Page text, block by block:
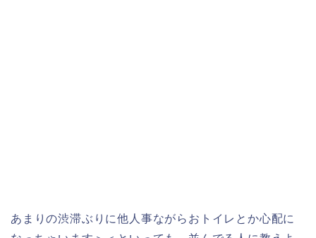
あまりの渋滞ぶりに他人事ながらおトイレとか心配に